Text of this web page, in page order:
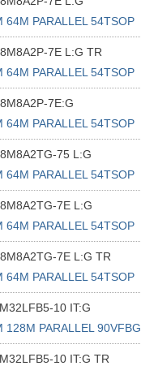
64M PARALLEL 54TSOP
7E L:G TR
64M PARALLEL 54TSOP
7E:G
64M PARALLEL 54TSOP
75 L:G
64M PARALLEL 54TSOP
7E L:G
64M PARALLEL 54TSOP
7E L:G TR
64M PARALLEL 54TSOP
10 IT:G
128M PARALLEL
10 IT:G TR